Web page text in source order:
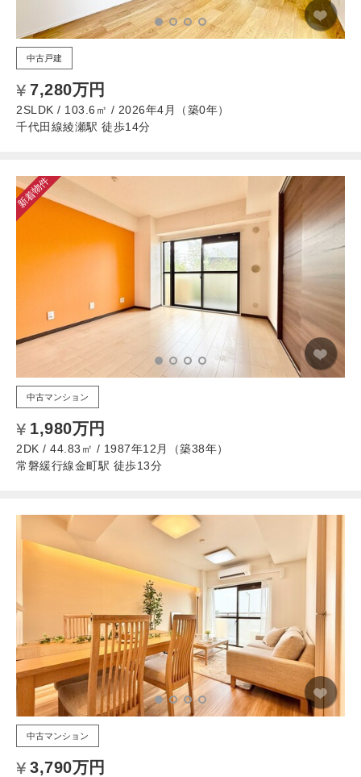
中古戸建
7,280万円
2SLDK / 103.6㎡ / 2026年4月（築0年）
千代田線綾瀬駅 徒歩14分
新着物件
中古マンション
1,980万円
2DK / 44.83㎡ / 1987年12月（築38年）
常磐緩行線金町駅 徒歩13分
中古マンション
3,790万円